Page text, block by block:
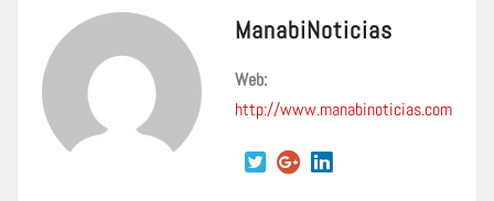
ManabiNoticias
Web:
http://www.manabinoticias.com